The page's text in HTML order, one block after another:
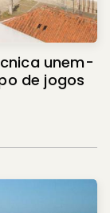
unem-
de jogos